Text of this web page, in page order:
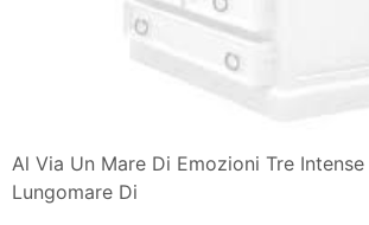
In Un Mare Di Emozioni Il Romanzo Di